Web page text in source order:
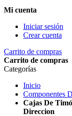
Mi cuenta
Iniciar sesión
Crear cuenta
Carrito de compras
Carrito de compras
Categorías
Inicio
Componentes
Cajas De
Direccion